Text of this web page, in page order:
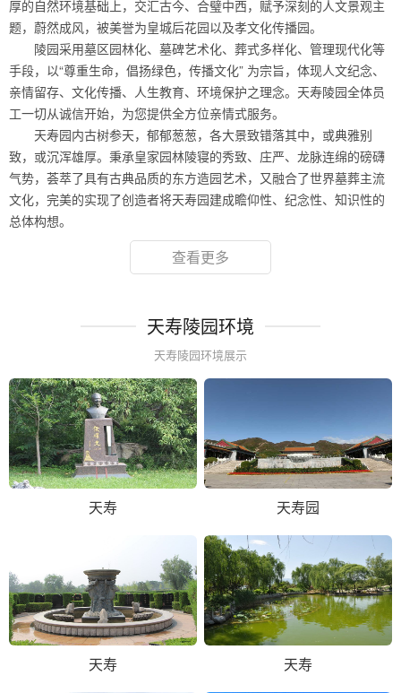
厚的自然环境基础上，交汇古今、合璧中西，赋予深刻的人文景观主
题，蔚然成风，被美誉为皇城后花园以及孝文化传播园。
陵园采用墓区园林化、墓碑艺术化、葬式多样化、管理现代化等
手段，以“尊重生命，倡扬绿色，传播文化” 为宗旨，体现人文纪念、
亲情留存、文化传播、人生教育、环境保护之理念。天寿陵园全体员
工一切从诚信开始，为您提供全方位亲情式服务。
天寿园内古树参天，郁郁葱葱，各大景致错落其中，或典雅别
致，或沉浑雄厚。秉承皇家园林陵寝的秀致、庄严、龙脉连绵的磅礴
气势，荟萃了具有古典品质的东方造园艺术，又融合了世界墓葬主流
文化，完美的实现了创造者将天寿园建成瞻仰性、纪念性、知识性的
总体构想。
查看更多
天寿陵园环境
天寿陵园环境展示
天寿 天寿园
天寿 天寿